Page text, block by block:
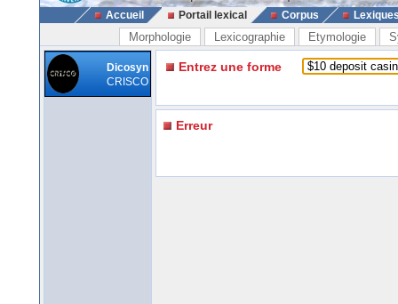
Accueil Portail lexical Corpus
Morphologie Lexicographie Etymologie
Dicosyn
CRISCO
Entrez une forme
Erreur